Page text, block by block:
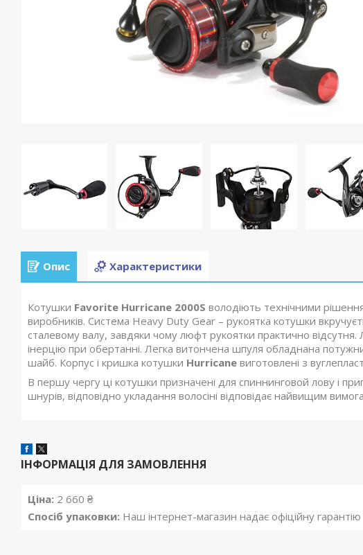
Опис Характеристики
Котушки Favorite Hurricane 2000S володіють технічними
виробників. Система Heavy Duty Gear – рукоятка котушки
сталевому валу, завдяки чому люфт рукоятки практично
інерцію при обертанні. Легка витончена шпуля обладнана
шайб. Корпус і кришка котушки Hurricane виготовлені з
В першу чергу ці котушки призначені для спиннинговой лову і
шнурів, відповідно укладання волосіні відповідає найвищим
ІНФОРМАЦІЯ ДЛЯ ЗАМОВЛЕННЯ
Ціна: 2 660 ₴
Спосіб упаковки: Наш інтернет-магазин надає офіційну